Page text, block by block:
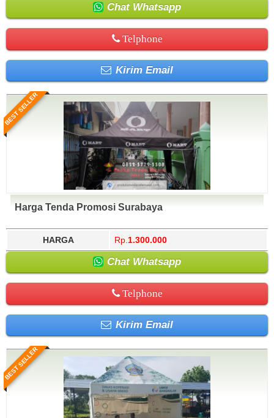
Chat Whatsapp
Telphone
Kirim Email
BEST SELLER
Harga Tenda Promosi Surabaya
HARGA Rp. 1.300.000
Chat Whatsapp
Telphone
Kirim Email
BEST SELLER